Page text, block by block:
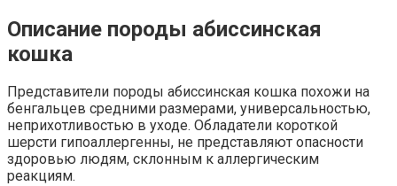
Описание породы абиссинская
кошка
Представители породы абиссинская кошка похожи на
бенгальцев средними размерами, универсальностью,
неприхотливостью в уходе. Обладатели короткой
шерсти гипоаллергенны, не представляют опасности
здоровью людям, склонным к аллергическим
реакциям.